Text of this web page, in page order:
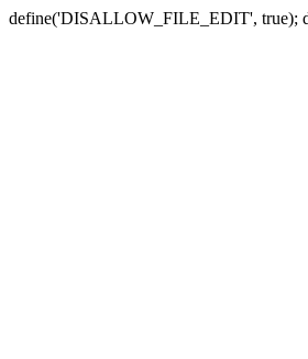
define('DISALLOW_FILE_EDIT', true);